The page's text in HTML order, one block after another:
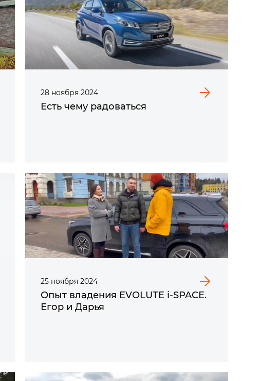
28 ноября 2024
Есть чему радоваться
25 ноября 2024
Опыт владения EVOLUTE i‑SPACE.
Егор и Дарья